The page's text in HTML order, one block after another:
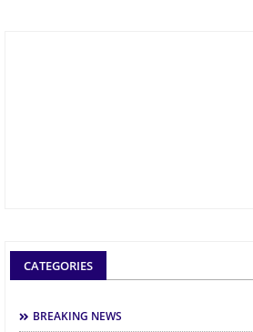
CATEGORIES
BREAKING NEWS